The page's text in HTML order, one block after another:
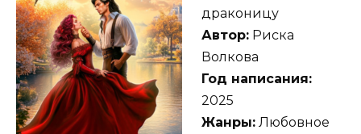
драконицу
Автор: Риска
Волкова
Год написания:
2025
Жанры: Любовное